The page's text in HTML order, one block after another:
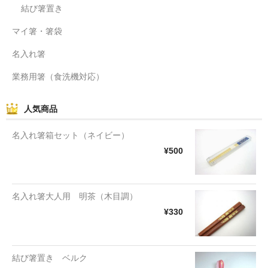
結び箸置き
マイ箸・箸袋
名入れ箸
業務用箸（食洗機対応）
人気商品
名入れ箸箱セット（ネイビー）
¥500
名入れ箸大人用 明茶（木目調）
¥330
結び箸置き ベルク